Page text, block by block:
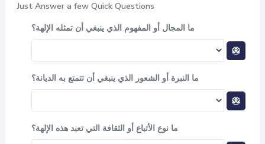
Just Answer a few Quick Questions
ما المجال أو المفهوم الذي ينبغي أن تمثله الإلهة؟
ما النبرة أو الشعور الذي ينبغي أن تتمتع به الديانة؟
ما نوع الأتباع أو الثقافة التي تعبد هذه الإلهة؟